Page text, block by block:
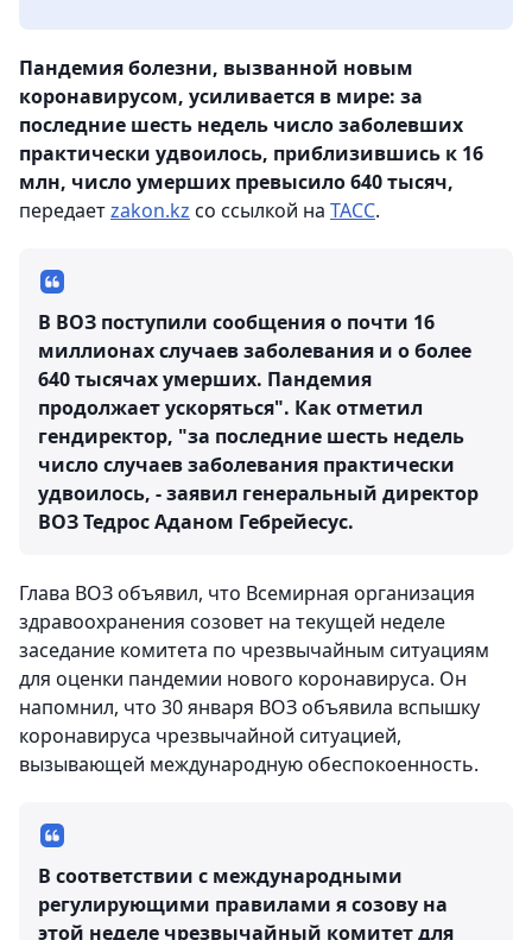
Пандемия болезни, вызванной новым
коронавирусом, усиливается в мире: за
последние шесть недель число заболевших
практически удвоилось, приблизившись к 16
млн, число умерших превысило 640 тысяч,
передаетzakon.kz со ссылкой на ТАСС.
В ВОЗ поступили сообщения о почти 16
миллионах случаев заболевания и о более
640 тысячах умерших. Пандемия
продолжает ускоряться". Как отметил
гендиректор, "за последние шесть недель
число случаев заболевания практически
удвоилось, - заявил генеральный директор
ВОЗ Тедрос Аданом Гебрейесус.
Глава ВОЗ объявил, что Всемирная организация
здравоохранения созовет на текущей неделе
заседание комитета по чрезвычайным ситуациям
для оценки пандемии нового коронавируса. Он
напомнил, что 30 января ВОЗ объявила вспышку
коронавируса чрезвычайной ситуацией,
вызывающей международную обеспокоенность.
В соответствии с международными
регулирующими правилами я созову на
этой неделе чрезвычайный комитет для